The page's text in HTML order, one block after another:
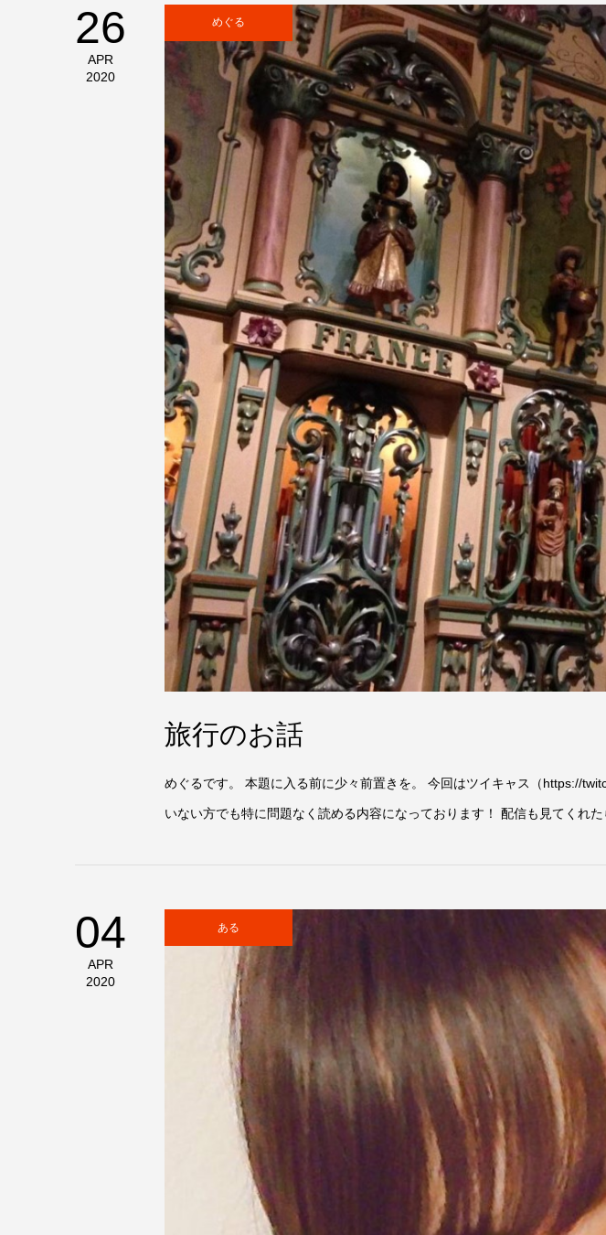
26
APR
2020
めぐる
旅行のお話
めぐるです。 本題に入る前に少々前置きを。 今回はツイキャス（https://
いない方でも特に問題なく読める内容になっております！ 配信も見てくれ
04
APR
2020
ある